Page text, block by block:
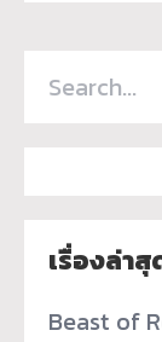
เรื่องล่าสุ
Beast of